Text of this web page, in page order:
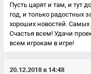
Пусть царят и там, и тут
год, и только радостных
хороших новостей.
Счастья всем! Удачи
всем игрокам в игре!
20.12.2018 в 14:48